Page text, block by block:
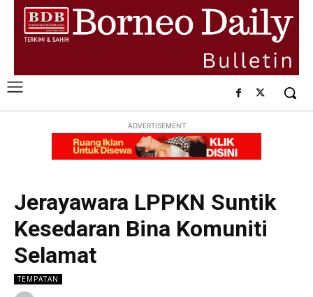
ADVERTISEMENT
Jerayawara LPPKN Suntik
Kesedaran Bina Komuniti
Selamat
TEMPATAN